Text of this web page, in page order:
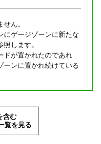
ん。
にゲージゾーンに新たな
します。
ドが置かれたのであれ
ーンに置かれ続けている
含む
覧を見る